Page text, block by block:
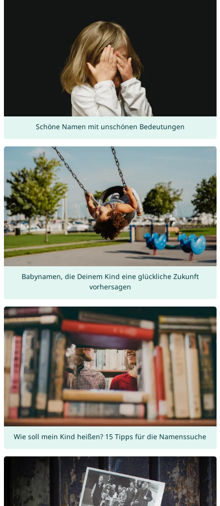
Schöne Namen mit unschönen Bedeutungen
Babynamen, die Deinem Kind eine glückliche Zukunft
vorhersagen
Wie soll mein Kind heißen? 15 Tipps für die Namenssuche